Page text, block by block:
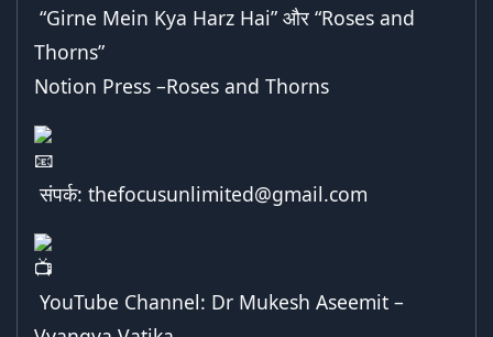
“Girne Mein Kya Harz Hai” और “Roses and
Thorns”
Notion Press –Roses and Thorns
संपर्क: thefocusunlimited@gmail.com
YouTube Channel: Dr Mukesh Aseemit –